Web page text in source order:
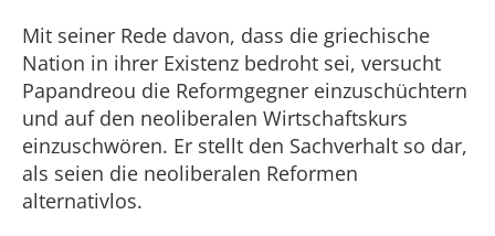
Mit seiner Rede davon, dass die griechische
Nation in ihrer Existenz bedroht sei, versucht
Papandreou die Reformgegner einzuschüchtern
und auf den neoliberalen Wirtschaftskurs
einzuschwören. Er stellt den Sachverhalt so dar,
als seien die neoliberalen Reformen
alternativlos.